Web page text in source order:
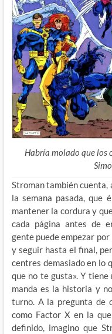
Habría molado que los
Stroman también
la semana pasada, que
mantener la cordura y
cada página antes de
gente puede empezar
y seguir hasta el final,
centres demasiado en lo
que no te gusta». Y
manda es la historia y
turno. A la pregunta de
como Factor X en la
definido, imagino que